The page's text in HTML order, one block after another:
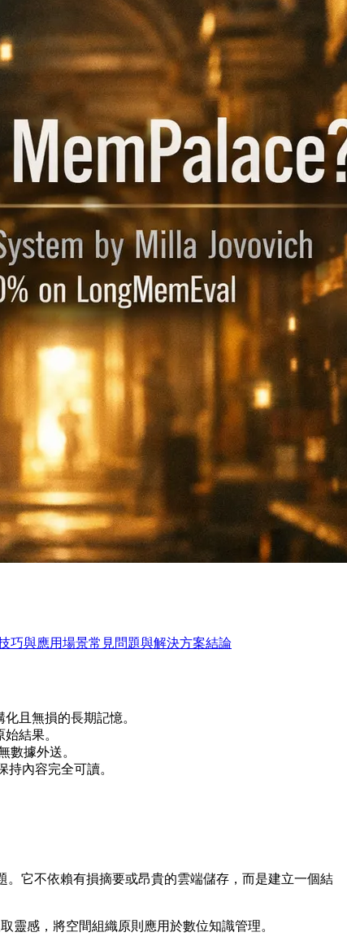
巧與應用場景常見問題與解決方案結論
且無損的長期記憶。
結果。
數據外送。
內容完全可讀。
。它不依賴有損摘要或昂貴的雲端儲存，而是建立一個結
靈感，將空間組織原則應用於數位知識管理。